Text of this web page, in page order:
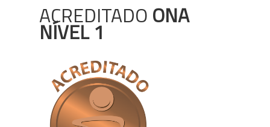
ACREDITADO ONA
NÍVEL 1